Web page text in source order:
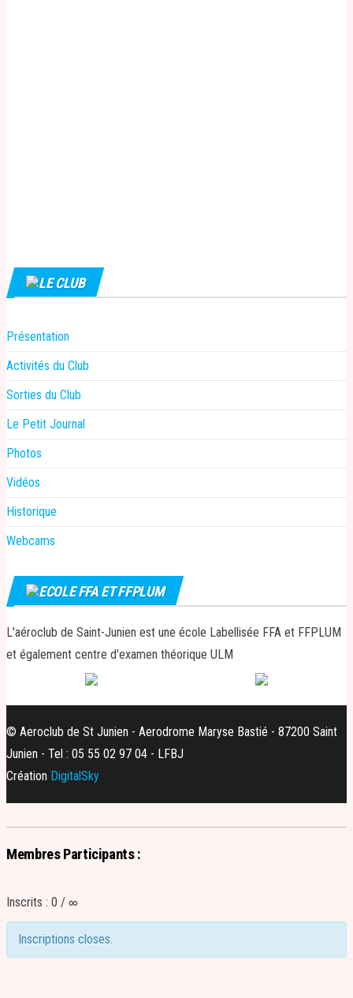
LE CLUB
Présentation
Activités du Club
Sorties du Club
Le Petit Journal
Photos
Vidéos
Historique
Webcams
ECOLE FFA ET FFPLUM
L'aéroclub de Saint-Junien est une école Labellisée FFA et FFPLUM
et également centre d'examen théorique ULM
© Aeroclub de St Junien - Aerodrome Maryse Bastié - 87200 Saint
Junien - Tel : 05 55 02 97 04 - LFBJ
Création DigitalSky
Membres Participants :
Inscrits : 0 / ∞
Inscriptions closes.